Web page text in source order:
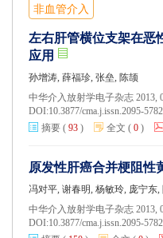
非血管介入
左右肝管横位支架在恶
应用
孙增涛, 薛福珍, 张垒, 陈颉
中华介入放射学电子杂志 2013,
DOI:10.3877/cma.j.issn.2095-
摘要 ( 93 ) 全文 ( 0 )
原发性肝癌合并梗阻性
冯对平, 谢春明, 杨敏玲, 庞宁东,
中华介入放射学电子杂志 2013,
DOI:10.3877/cma.j.issn.2095-